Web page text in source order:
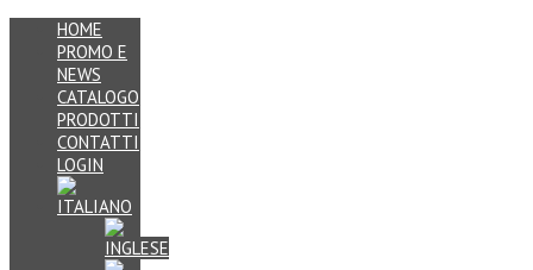
HOME
PROMO E
NEWS
CATALOGO
PRODOTTI
CONTATTI
LOGIN